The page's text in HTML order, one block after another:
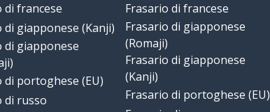
di francese
di giapponese (Kanji)
di giapponese
di portoghese (EU)
di russo
Frasario di francese
Frasario di giapponese
(Romaji)
Frasario di giapponese
(Kanji)
Frasario di portoghese (EU)